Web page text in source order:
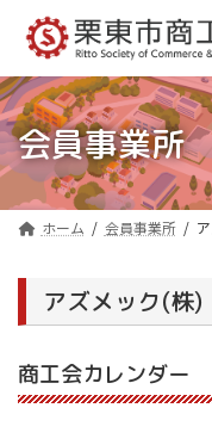
ン
ツ
へ
ス
キ
ッ
ー
シ
ョ
ン
に
移
会員事業所
ホーム 会員事業所
アズメック(株)
商工会カレンダー